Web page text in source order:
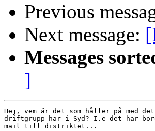
Previous
Next message:
Messages
]
Hej, vem är det som håller på med
driftgrupp här i Syd? I.e det här
mail till distriktet...